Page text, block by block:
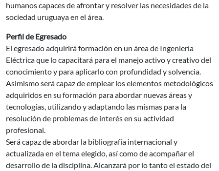
humanos capaces de afrontar y resolver las necesidades de la
sociedad uruguaya en el área.
Perfil de Egresado
El egresado adquirirá formación en un área de Ingeniería
Eléctrica que lo capacitará para el manejo activo y creativo del
conocimiento y para aplicarlo con profundidad y solvencia.
Asimismo será capaz de emplear los elementos metodológicos
adquiridos en su formación para abordar nuevas áreas y
tecnologías, utilizando y adaptando las mismas para la
resolución de problemas de interés en su actividad
profesional.
Será capaz de abordar la bibliografía internacional y
actualizada en el tema elegido, así como de acompañar el
desarrollo de la disciplina. Alcanzará por lo tanto el estado del